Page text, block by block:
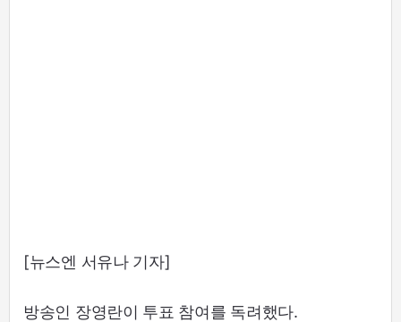
[뉴스엔 서유나 기자]
방송인 장영란이 투표 참여를 독려했다.